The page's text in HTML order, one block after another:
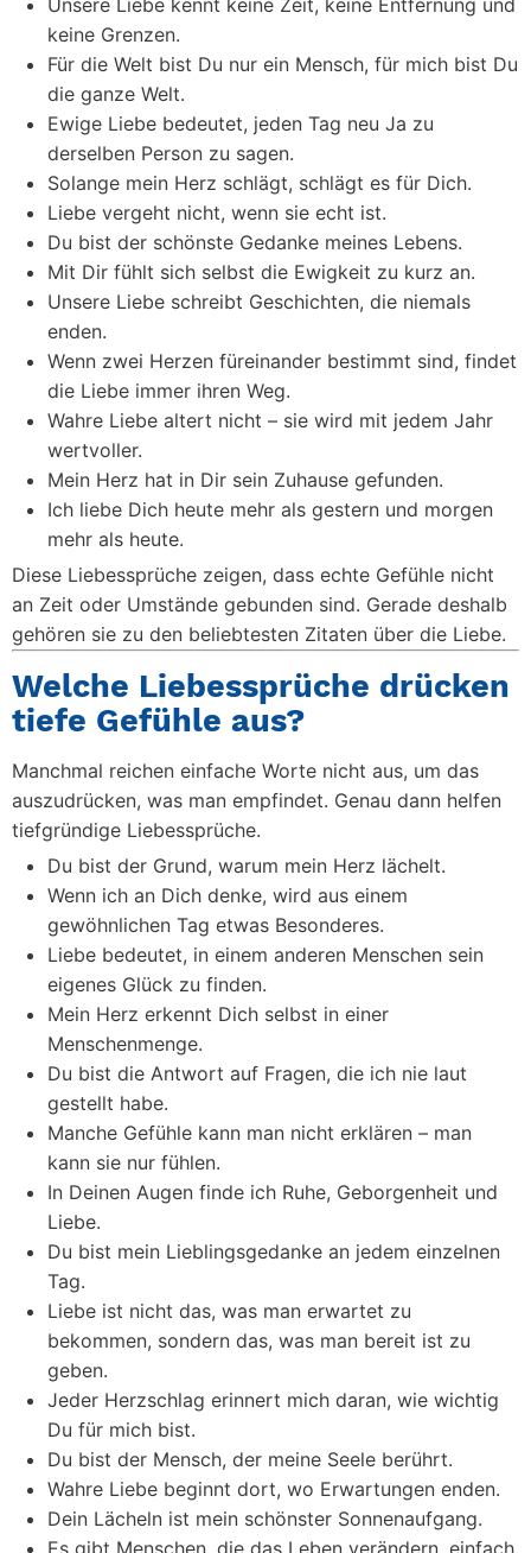
Unsere Liebe kennt keine Zeit, keine Entfernung und
keine Grenzen.
Für die Welt bist Du nur ein Mensch, für mich bist Du
die ganze Welt.
Ewige Liebe bedeutet, jeden Tag neu Ja zu
derselben Person zu sagen.
Solange mein Herz schlägt, schlägt es für Dich.
Liebe vergeht nicht, wenn sie echt ist.
Du bist der schönste Gedanke meines Lebens.
Mit Dir fühlt sich selbst die Ewigkeit zu kurz an.
Unsere Liebe schreibt Geschichten, die niemals
enden.
Wenn zwei Herzen füreinander bestimmt sind, findet
die Liebe immer ihren Weg.
Wahre Liebe altert nicht – sie wird mit jedem Jahr
wertvoller.
Mein Herz hat in Dir sein Zuhause gefunden.
Ich liebe Dich heute mehr als gestern und morgen
mehr als heute.
Diese Liebessprüche zeigen, dass echte Gefühle nicht
an Zeit oder Umstände gebunden sind. Gerade deshalb
gehören sie zu den beliebtesten Zitaten über die Liebe.
Welche Liebessprüche drücken
tiefe Gefühle aus?
Manchmal reichen einfache Worte nicht aus, um das
auszudrücken, was man empfindet. Genau dann helfen
tiefgründige Liebessprüche.
Du bist der Grund, warum mein Herz lächelt.
Wenn ich an Dich denke, wird aus einem
gewöhnlichen Tag etwas Besonderes.
Liebe bedeutet, in einem anderen Menschen sein
eigenes Glück zu finden.
Mein Herz erkennt Dich selbst in einer
Menschenmenge.
Du bist die Antwort auf Fragen, die ich nie laut
gestellt habe.
Manche Gefühle kann man nicht erklären – man
kann sie nur fühlen.
In Deinen Augen finde ich Ruhe, Geborgenheit und
Liebe.
Du bist mein Lieblingsgedanke an jedem einzelnen
Tag.
Liebe ist nicht das, was man erwartet zu
bekommen, sondern das, was man bereit ist zu
geben.
Jeder Herzschlag erinnert mich daran, wie wichtig
Du für mich bist.
Du bist der Mensch, der meine Seele berührt.
Wahre Liebe beginnt dort, wo Erwartungen enden.
Dein Lächeln ist mein schönster Sonnenaufgang.
Es gibt Menschen, die das Leben verändern, einfach